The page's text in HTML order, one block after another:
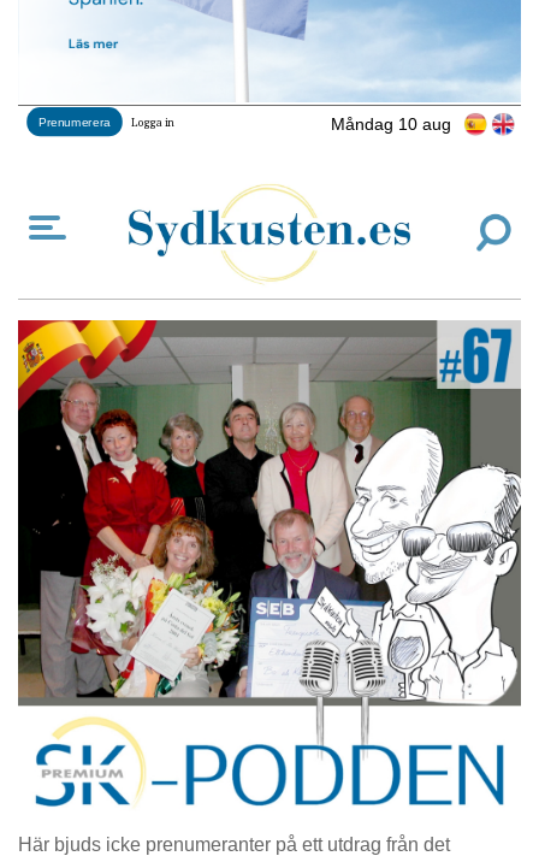
Måndag 10 aug
Prenumerera Logga in
Här bjuds icke prenumeranter på ett utdrag från det